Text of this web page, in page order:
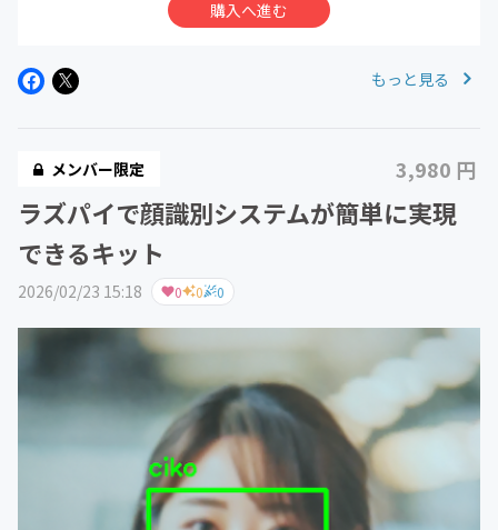
購入へ進む
もっと見る
メンバー限定 3,980 円
ラズパイで顔識別システムが簡単に実現
できるキット
2026/02/23 15:18 0 0 0